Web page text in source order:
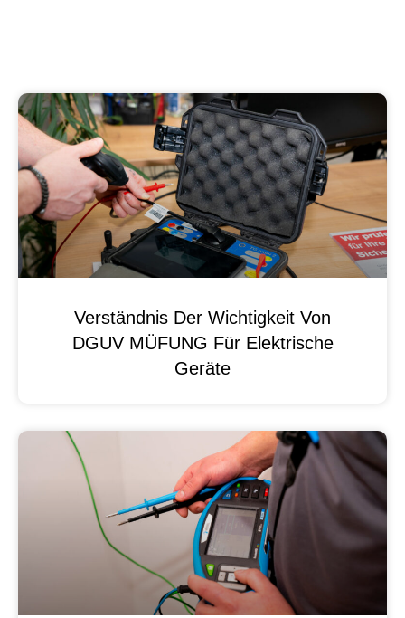
Verständnis Der Wichtigkeit Von
DGUV MÜFUNG Für Elektrische
Geräte